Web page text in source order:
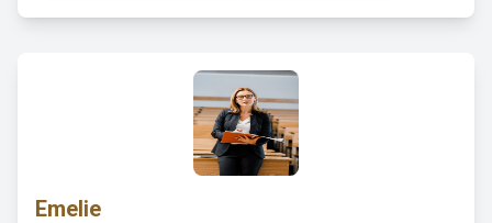
Emelie